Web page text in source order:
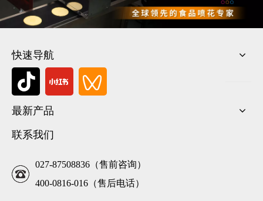
快速导航
最新产品
联系我们
027-87508836（售前咨询）
400-0816-016（售后电话）